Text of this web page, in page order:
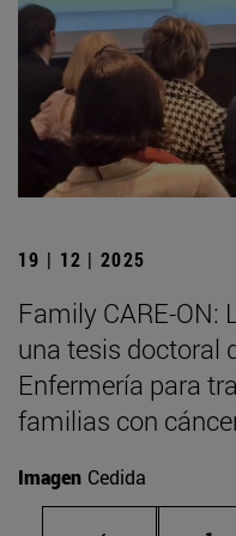
19 | 12 | 2025
Family CARE-ON:
una tesis doctoral
Enfermería para
familias con
Imagen Cedida